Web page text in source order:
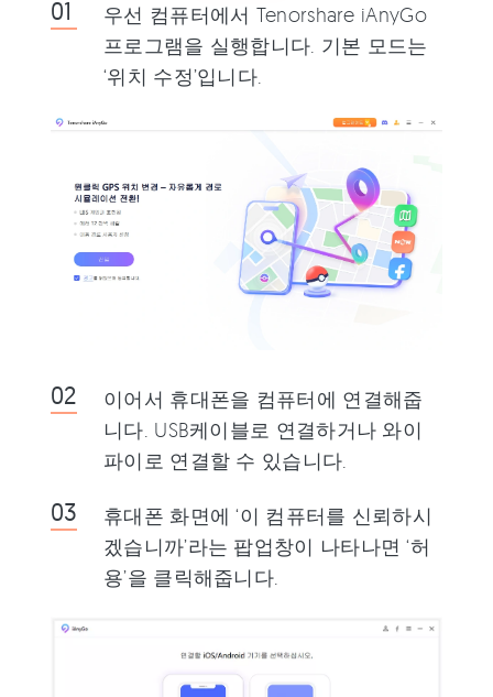
우선 컴퓨터에서 Tenorshare iAnyGo
프로그램을 실행합니다. 기본 모드는
‘위치 수정’입니다.
이어서 휴대폰을 컴퓨터에 연결해줍
니다. USB케이블로 연결하거나 와이
파이로 연결할 수 있습니다.
휴대폰 화면에 ‘이 컴퓨터를 신뢰하시
겠습니까’라는 팝업창이 나타나면 ‘허
용’을 클릭해줍니다.